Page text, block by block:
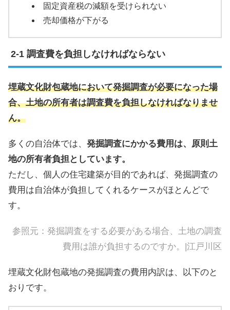
固定資産税の減額を受けられない
売却価格が下がる
調査費を負担しなければならない
埋蔵文化財包蔵地において発掘調査が必要になった場
合、土地の所有者は調査費を負担しなければなりませ
ん。
多くの自治体では、 発掘調査にかかる費用は、原則土
地の所有者負担としています。
ただし、個人の住宅建築が目的であれば、発掘調査の
費用は自治体が負担してくれるケースがほとんどで
す。
参照元： 発掘調査をする必要がある場合、土地の調査
費用は誰が負担するのですか。|江戸川区
埋蔵文化財包蔵地の発掘調査の費用内訳は、以下のと
おりです。